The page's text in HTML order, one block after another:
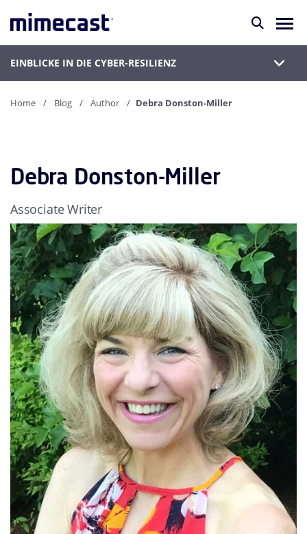
EINBLICKE IN DIE CYBER-RESILIENZ
Home Blog Author Debra Donston-Miller
Debra Donston-Miller
Associate Writer